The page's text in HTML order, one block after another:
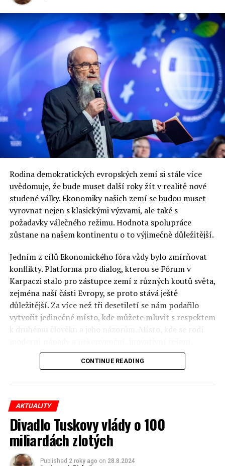
překvapením
DON'T MISS
Polsky se holocaust řekne zagłada – O knize Anny
Bikont My z Jedwabneho
Jaromír Piskoř
redaktor a editor polskodnes.cz
Rodina demokratických evropských zemí si stále více
uvědomuje, že bude muset další roky žít v realitě nové
studené války. Ekonomiky našich zemí se budou muset
vyrovnat nejen s klasickými výzvami, ale také s
požadavky válečného režimu. Hodnota spolupráce
zůstane na našem kontinentu o to výjimečně důležitější.
Jedním z cílů Ekonomického fóra vždy bylo zmírňovat
konflikty. Platforma pro dialog, kterou se Fórum v
Karpaczi stalo pro zástupce zemí z různých koutů světa,
zejména naší části Evropy, se proto stává ještě
důležitější. Za více než tři desetiletí se nám podařilo
vytvořit jedinečné místo, kde můžete mluvit s respektem
k druhému člověku a jeho názorům. Místo, kde se rodí
Polsko musí mít instituce, jejichž horizont činnosti je
politický tým. Pouze to vám dává šanci skutečně řešit
problémy. Hosty Fóra jsou prezidenti, předsedové vlád,
ministři, politici a představitelé samosprávy, prezidenti
korporací, lidé z kultury, renomovaní vědci, novináři a
zástupci nevládních organizací.
Důkladná analýza trendů prováděná odborníky z
CONTINUE READING
AKTUALITY
Divadlo Tuskovy vlády o 100
miliardách zlotých
Published 2 roky ago on 28.8.2024